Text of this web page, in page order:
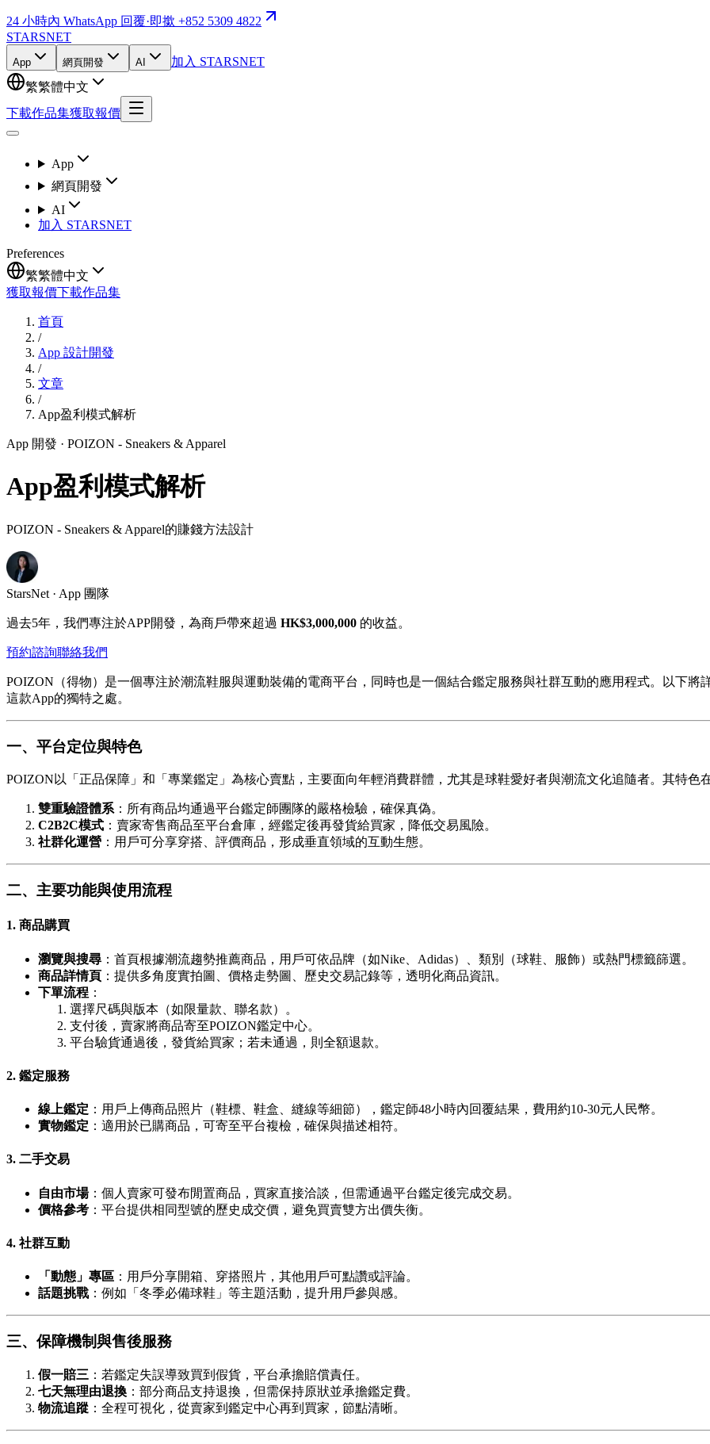
24 小時內 WhatsApp 回覆·即撳 +852 5309 4822
STARSNET
App 網頁開發 AI
加入 STARSNET
繁繁體中文
下載作品集獲取報價
App
網頁開發
AI
加入 STARSNET
Preferences
繁繁體中文
獲取報價下載作品集
首頁
/
App 設計開發
/
文章
/
App盈利模式解析
App 開發 · POIZON - Sneakers & Apparel
App盈利模式解析
POIZON - Sneakers & Apparel的賺錢方法設計
StarsNet · App 團隊
過去5年，我們專注於APP開發，為商戶帶來超過 HK$3,000,000 的收益。
預約諮詢聯絡我們
POIZON（得物）是一個專注於潮流鞋服與運動裝備的電商平台，同時也是一個結合鑑定服務與社群互動的應用程式。以下
這款App的獨特之處。
一、平台定位與特色
POIZON以「正品保障」和「專業鑑定」為核心賣點，主要面向年輕消費群體，尤其是球鞋愛好者與潮流文化追隨者。其特色
雙重驗證體系 ：所有商品均通過平台鑑定師團隊的嚴格檢驗，確保真偽。
C2B2C模式 ：賣家寄售商品至平台倉庫，經鑑定後再發貨給買家，降低交易風險。
社群化運營 ：用戶可分享穿搭、評價商品，形成垂直領域的互動生態。
二、主要功能與使用流程
1. 商品購買
瀏覽與搜尋 ：首頁根據潮流趨勢推薦商品，用戶可依品牌（如Nike、Adidas）、類別（球鞋、服飾）或熱門標籤篩選。
商品詳情頁 ：提供多角度實拍圖、價格走勢圖、歷史交易記錄等，透明化商品資訊。
下單流程 ：
選擇尺碼與版本（如限量款、聯名款）。
支付後，賣家將商品寄至POIZON鑑定中心。
平台驗貨通過後，發貨給買家；若未通過，則全額退款。
2. 鑑定服務
線上鑑定 ：用戶上傳商品照片（鞋標、鞋盒、縫線等細節），鑑定師48小時內回覆結果，費用約10-30元人民幣。
實物鑑定 ：適用於已購商品，可寄至平台複檢，確保與描述相符。
3. 二手交易
自由市場：個人賣家可發布閒置商品，買家直接洽談，但需通過平台鑑定後完成交易。
價格參考 ：平台提供相同型號的歷史成交價，避免買賣雙方出價失衡。
4. 社群互動
「動態」專區 ：用戶分享開箱、穿搭照片，其他用戶可點讚或評論。
話題挑戰：例如「冬季必備球鞋」等主題活動，提升用戶參與感。
三、保障機制與售後服務
假一賠三 ：若鑑定失誤導致買到假貨，平台承擔賠償責任。
七天無理由退換 ：部分商品支持退換，但需保持原狀並承擔鑑定費。
物流追蹤 ：全程可視化，從賣家到鑑定中心再到買家，節點清晰。